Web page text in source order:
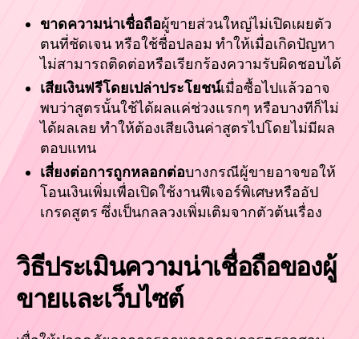
ขาดความน่าเชื่อถือผู้ขายส่วนใหญ่ไม่เปิดเผยตัว
ตนที่ชัดเจน หรือใช้ชื่อปลอม ทำให้เมื่อเกิดปัญหา
ไม่สามารถติดต่อหรือเรียกร้องความรับผิดชอบได้
เสียเงินฟรีโดยเปล่าประโยชน์เมื่อซื้อไปแล้วอาจ
พบว่าสูตรนั้นใช้ได้ผลแค่ช่วงแรกๆ หรือบางทีก็ไม่
ได้ผลเลย ทำให้ต้องเสียเงินค่าสูตรไปโดยไม่มีผล
ตอบแทน
เสี่ยงต่อการถูกหลอกต่อบางกรณีผู้ขายอาจขอให้
โอนเงินเพิ่มเพื่อเปิดใช้งานฟีเจอร์พิเศษหรืออัป
เกรดสูตร ซึ่งเป็นกลลวงเพิ่มเติมจากตัวต้นเรื่อง
วิธีประเมินความน่าเชื่อถือของผู้
ขายและเว็บไซต์